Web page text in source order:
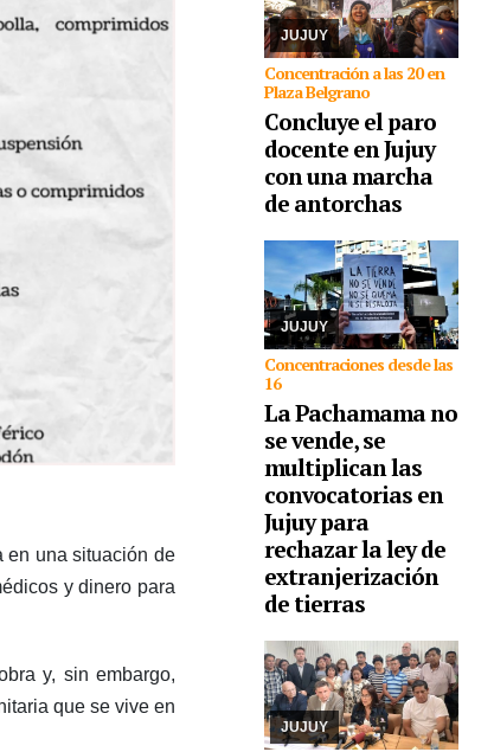
en una situación de
y dinero para
y, sin embargo,
que se vive en
JUJUY
Concentración a las 20 en
Plaza Belgrano
Concluye el paro
docente en Jujuy
con una marcha
de antorchas
Ministerio de Educación
como en Ca ...
JUJUY
Concentraciones desde las
16
La Pachamama no
se vende, se
multiplican las
convocatorias en
Jujuy para
rechazar la ley de
extranjerización
de tierras
05/08/2026
Comunidades
indígenas, sindicatos,
ambientalistas,
sociales, políticas y de
derechos humanos se
congregarán en la
capital, como así ta ...
JUJUY
04/08/2026 El órgano
partidario catalogó de
“insubsanables” las
presentó la lista, por lo
que la interna
programada para el 30
de agosto que ...